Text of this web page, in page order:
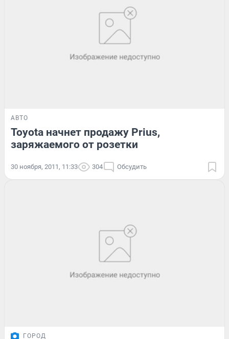
АВТО
Toyota начнет продажу Prius,
заряжаемого от розетки
30 ноября, 2011, 11:33 304 Обсудить
ГОРОД